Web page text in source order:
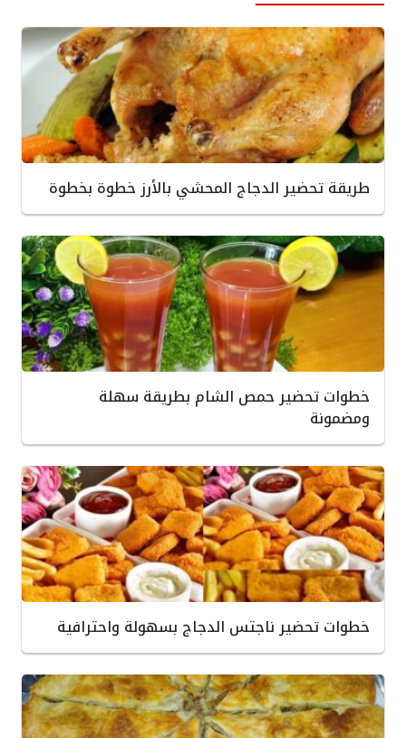
طريقة تحضير الدجاج المحشي بالأرز خطوة بخطوة
خطوات تحضير حمص الشام بطريقة سهلة
ومضمونة
خطوات تحضير ناجتس الدجاج بسهولة واحترافية